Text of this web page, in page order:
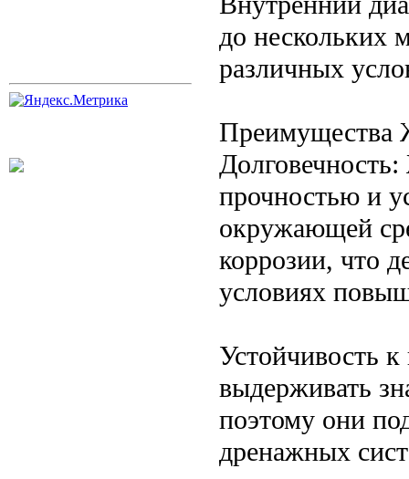
до нескольких
различных
Преимущества
прочностью и
окружающей
коррозии, что
условиях
Устойчивость
выдерживать
поэтому они
дренажных